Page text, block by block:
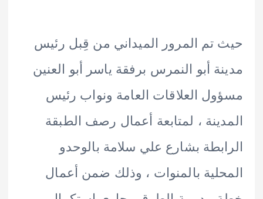
تم المرور الميداني من قِبل رئيس
أبو النمرس برفقة ياسر أبو العنين
العلاقات العامة ونواب رئيس
، لمتابعة أعمال رصف الطبقة
بشارع علي سلامة بالوحدو
بالمنوات ، وذلك ضمن أعمال